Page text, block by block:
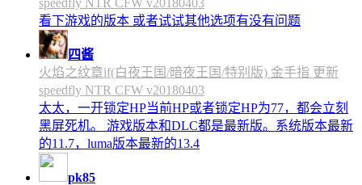
看下游戏的版本 或者试试其他选项有没有问题
四酱
火焰之纹章if(白夜王国/暗夜王国/特别版) 金手指 更新
speedfly NTR CFW v20180403
太太，一开锁定HP当前HP或者锁定HP为77，都会立刻
黑屏死机。 游戏版本和DLC都是最新版。系统版本最新
的11.7，luma版本最新的13.4
pk85